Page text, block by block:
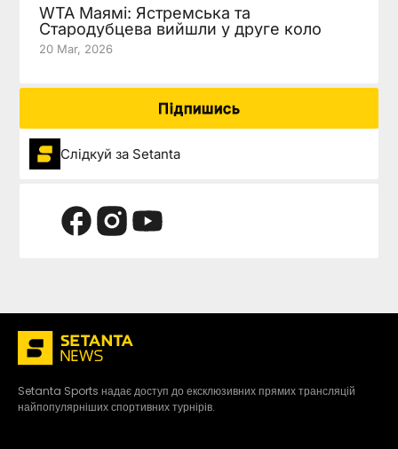
WTA Маямі: Ястремська та
Стародубцева вийшли у друге коло
20 Mar, 2026
Підпишись
Слідкуй за Setanta
Setanta Sports надає доступ до ексклюзивних прямих трансляцій
найпопулярніших спортивних турнірів.